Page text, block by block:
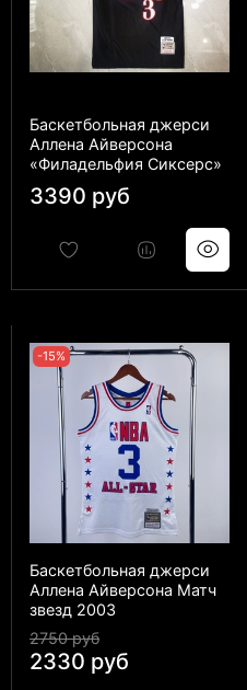
Баскетбольная джерси
Аллена Айверсона
«Филадельфия Сиксерс»
3390 руб
-15%
Баскетбольная джерси
Аллена Айверсона Матч
звезд 2003
2750 руб
2330 руб